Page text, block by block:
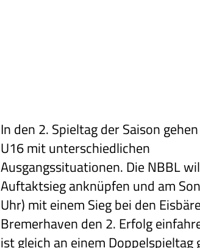
In den 2. Spieltag der Saison
U16 mit unterschiedlichen
Ausgangssituationen. Die NBBL
Auftaktsieg anknüpfen und am
Uhr) mit einem Sieg bei den
Bremerhaven den 2. Erfolg
ist gleich an einem Doppelspieltag